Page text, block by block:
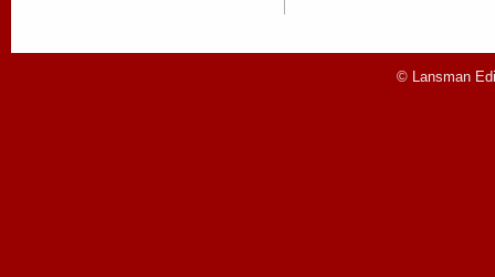
© Lansman